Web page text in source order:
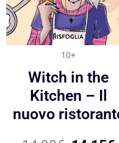
10+
Witch in the
Kitchen – Il
nuovo